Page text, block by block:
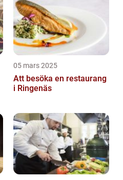
05 mars 2025
Att besöka en restaurang
i Ringenäs